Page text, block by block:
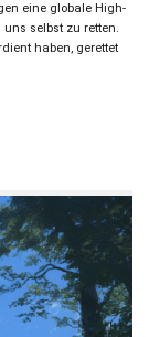
eine globale High-
selbst zu retten.
haben, gerettet